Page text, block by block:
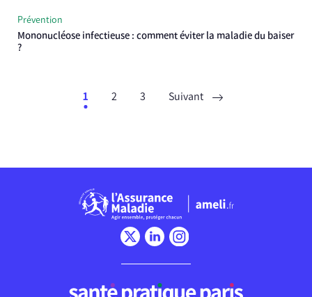
Prévention
Mononucléose infectieuse : comment éviter la maladie du baiser
?
1 2 3 Suivant